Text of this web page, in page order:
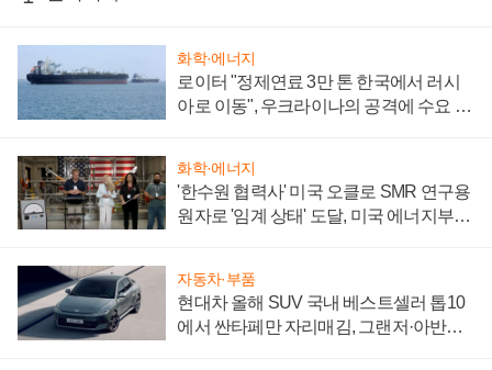
화학·에너지
로이터 "정제연료 3만 톤 한국에서 러시
아로 이동", 우크라이나의 공격에 수요 늘
화학·에너지
'한수원 협력사' 미국 오클로 SMR 연구용
원자로 '임계 상태' 도달, 미국 에너지부
자동차·부품
현대차 올해 SUV 국내 베스트셀러 톱10
에서 싼타페만 자리매김, 그랜저·아반떼